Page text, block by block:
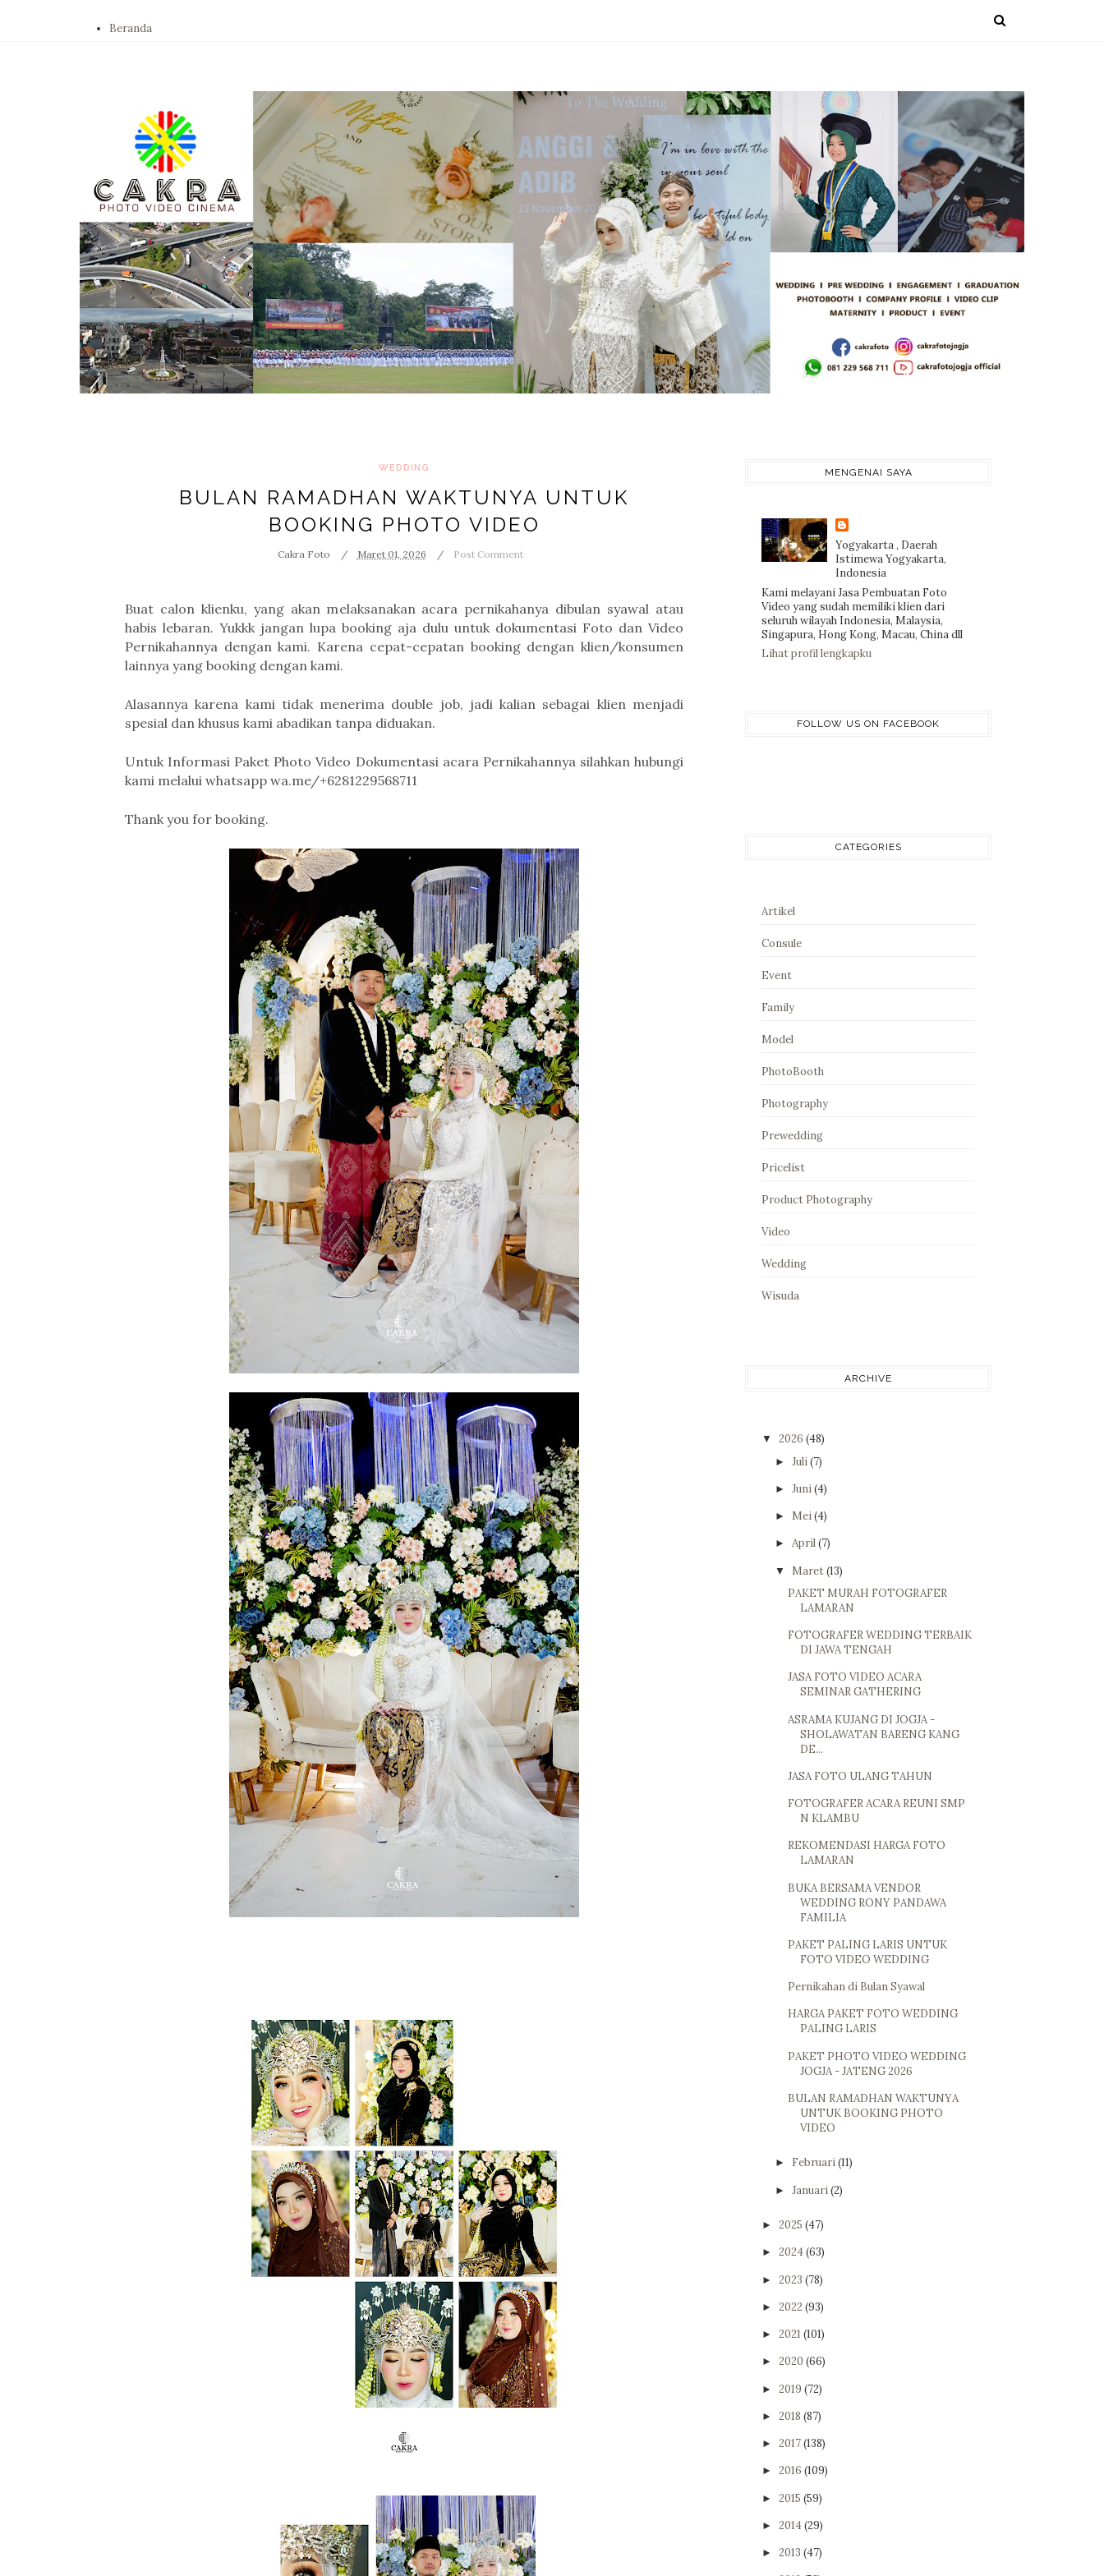
Beranda
WEDDING
BULAN RAMADHAN WAKTUNYA UNTUK
BOOKING PHOTO VIDEO
Cakra Foto Maret 01, 2026 Post Comment
Buat calon klienku, yang akan melaksanakan acara pernikahanya dibulan syawal atau
habis lebaran. Yukkk jangan lupa booking aja dulu untuk dokumentasi Foto dan Video
Pernikahannya dengan kami. Karena cepat-cepatan booking dengan klien/konsumen
lainnya yang booking dengan kami.
Alasannya karena kami tidak menerima double job, jadi kalian sebagai klien menjadi
spesial dan khusus kami abadikan tanpa diduakan.
Untuk Informasi Paket Photo Video Dokumentasi acara Pernikahannya silahkan hubungi
kami melalui whatsapp wa.me/+6281229568711
Thank you for booking.
MENGENAI SAYA
Yogyakarta , Daerah
Istimewa Yogyakarta,
Indonesia
Kami melayani Jasa Pembuatan Foto
Video yang sudah memiliki klien dari
seluruh wilayah Indonesia, Malaysia,
Singapura, Hong Kong, Macau, China dll
Lihat profil lengkapku
FOLLOW US ON FACEBOOK
CATEGORIES
Artikel
Consule
Event
Family
Model
PhotoBooth
Photography
Prewedding
Pricelist
Product Photography
Video
Wedding
Wisuda
ARCHIVE
▼ 2026 (48)
► Juli(7)
► Juni(4)
► Mei(4)
► April(7)
▼ Maret(13)
PAKET MURAH FOTOGRAFER
LAMARAN
FOTOGRAFER WEDDING TERBAIK
DI JAWA TENGAH
JASA FOTO VIDEO ACARA
SEMINAR GATHERING
ASRAMA KUJANG DI JOGJA -
SHOLAWATAN BARENG KANG
DE...
JASA FOTO ULANG TAHUN
FOTOGRAFER ACARA REUNI SMP
N KLAMBU
REKOMENDASI HARGA FOTO
LAMARAN
BUKA BERSAMA VENDOR
WEDDING RONY PANDAWA
FAMILIA
PAKET PALING LARIS UNTUK
FOTO VIDEO WEDDING
Pernikahan di Bulan Syawal
HARGA PAKET FOTO WEDDING
PALING LARIS
PAKET PHOTO VIDEO WEDDING
JOGJA - JATENG 2026
BULAN RAMADHAN WAKTUNYA
UNTUK BOOKING PHOTO
VIDEO
► Februari(11)
► Januari(2)
► 2025 (47)
► 2024(63)
► 2023 (78)
► 2022 (93)
► 2021 (101)
► 2020 (66)
► 2019 (72)
► 2018 (87)
► 2017(138)
► 2016 (109)
► 2015 (59)
► 2014(29)
► 2013 (47)